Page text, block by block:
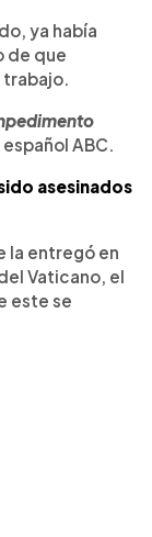
ya había
de que
trabajo.
ABC.
asesinados
la entregó en
Vaticano, el
este se